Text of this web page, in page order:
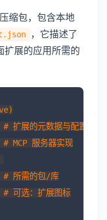
缩包，包含本地
，它描述了
扩展的应用所需的
展的元数据与配置
服务器实现
所需的包/库
选：扩展图标